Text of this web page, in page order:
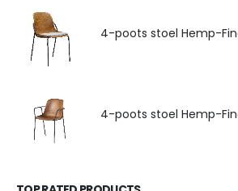
4-poots stoel Hemp-
4-poots stoel Hemp-